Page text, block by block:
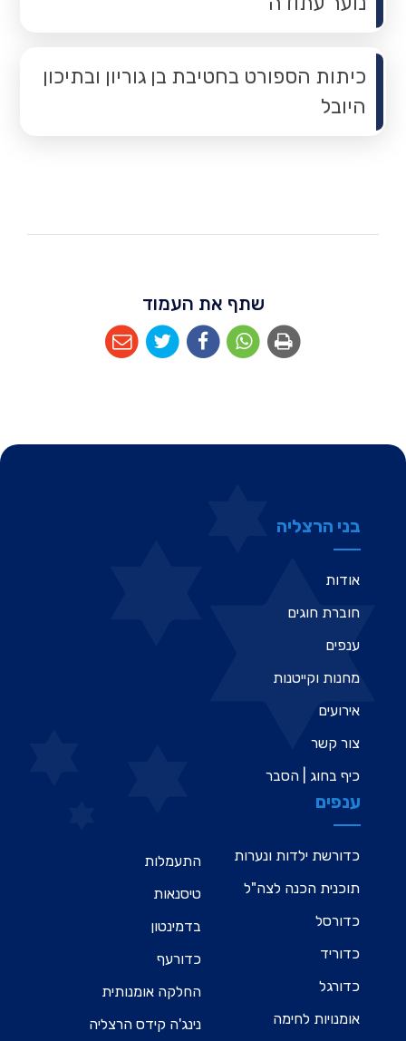
כיתות הספורט בחטיבת בן גוריון ובתיכון
היובל
שתף את העמוד
בני הרצליה
אודות
חוברת חוגים
ענפים
מחנות וקייטנות
אירועים
צור קשר
כיף בחוג | הסבר
ענפים
כדורשת ילדות ונערות
תוכנית הכנה לצה"ל
כדורסל
כדוריד
כדורגל
אומנויות לחימה
התעמלות
טיסנאות
בדמינטון
כדורעף
החלקה אומנותית
נינג'ה קידס הרצליה